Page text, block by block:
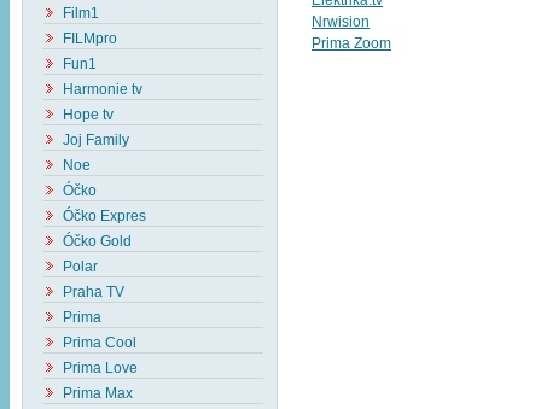
Film1
FILMpro
Fun1
Harmonie tv
Hope tv
Joj Family
Noe
Óčko
Óčko Expres
Óčko Gold
Polar
Praha TV
Prima
Prima Cool
Prima Love
Prima Max
Nrwision
Prima Zoom